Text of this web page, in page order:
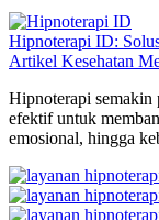
Hipnoterapi ID:
Artikel Kesehatan
Hipnoterapi semakin
efektif untuk
emosional, hingga